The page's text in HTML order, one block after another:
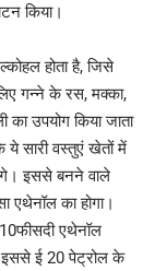
किया।
होता है, जिसे
गन्ने के रस, मक्का,
का उपयोग किया जाता
ये सारी वस्तुएं खेतों में
इससे बनने वाले
एथेनॉल का होगा।
एथेनॉल
इससे ई 20 पेट्रोल के